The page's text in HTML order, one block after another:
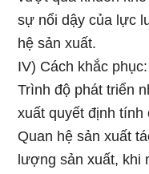
sự nổi dậy của lực
hệ sản xuất.
IV) Cách khắc phục:
Trình độ phát triển
xuất quyết định tính
Quan hệ sản xuất
lượng sản xuất, khi